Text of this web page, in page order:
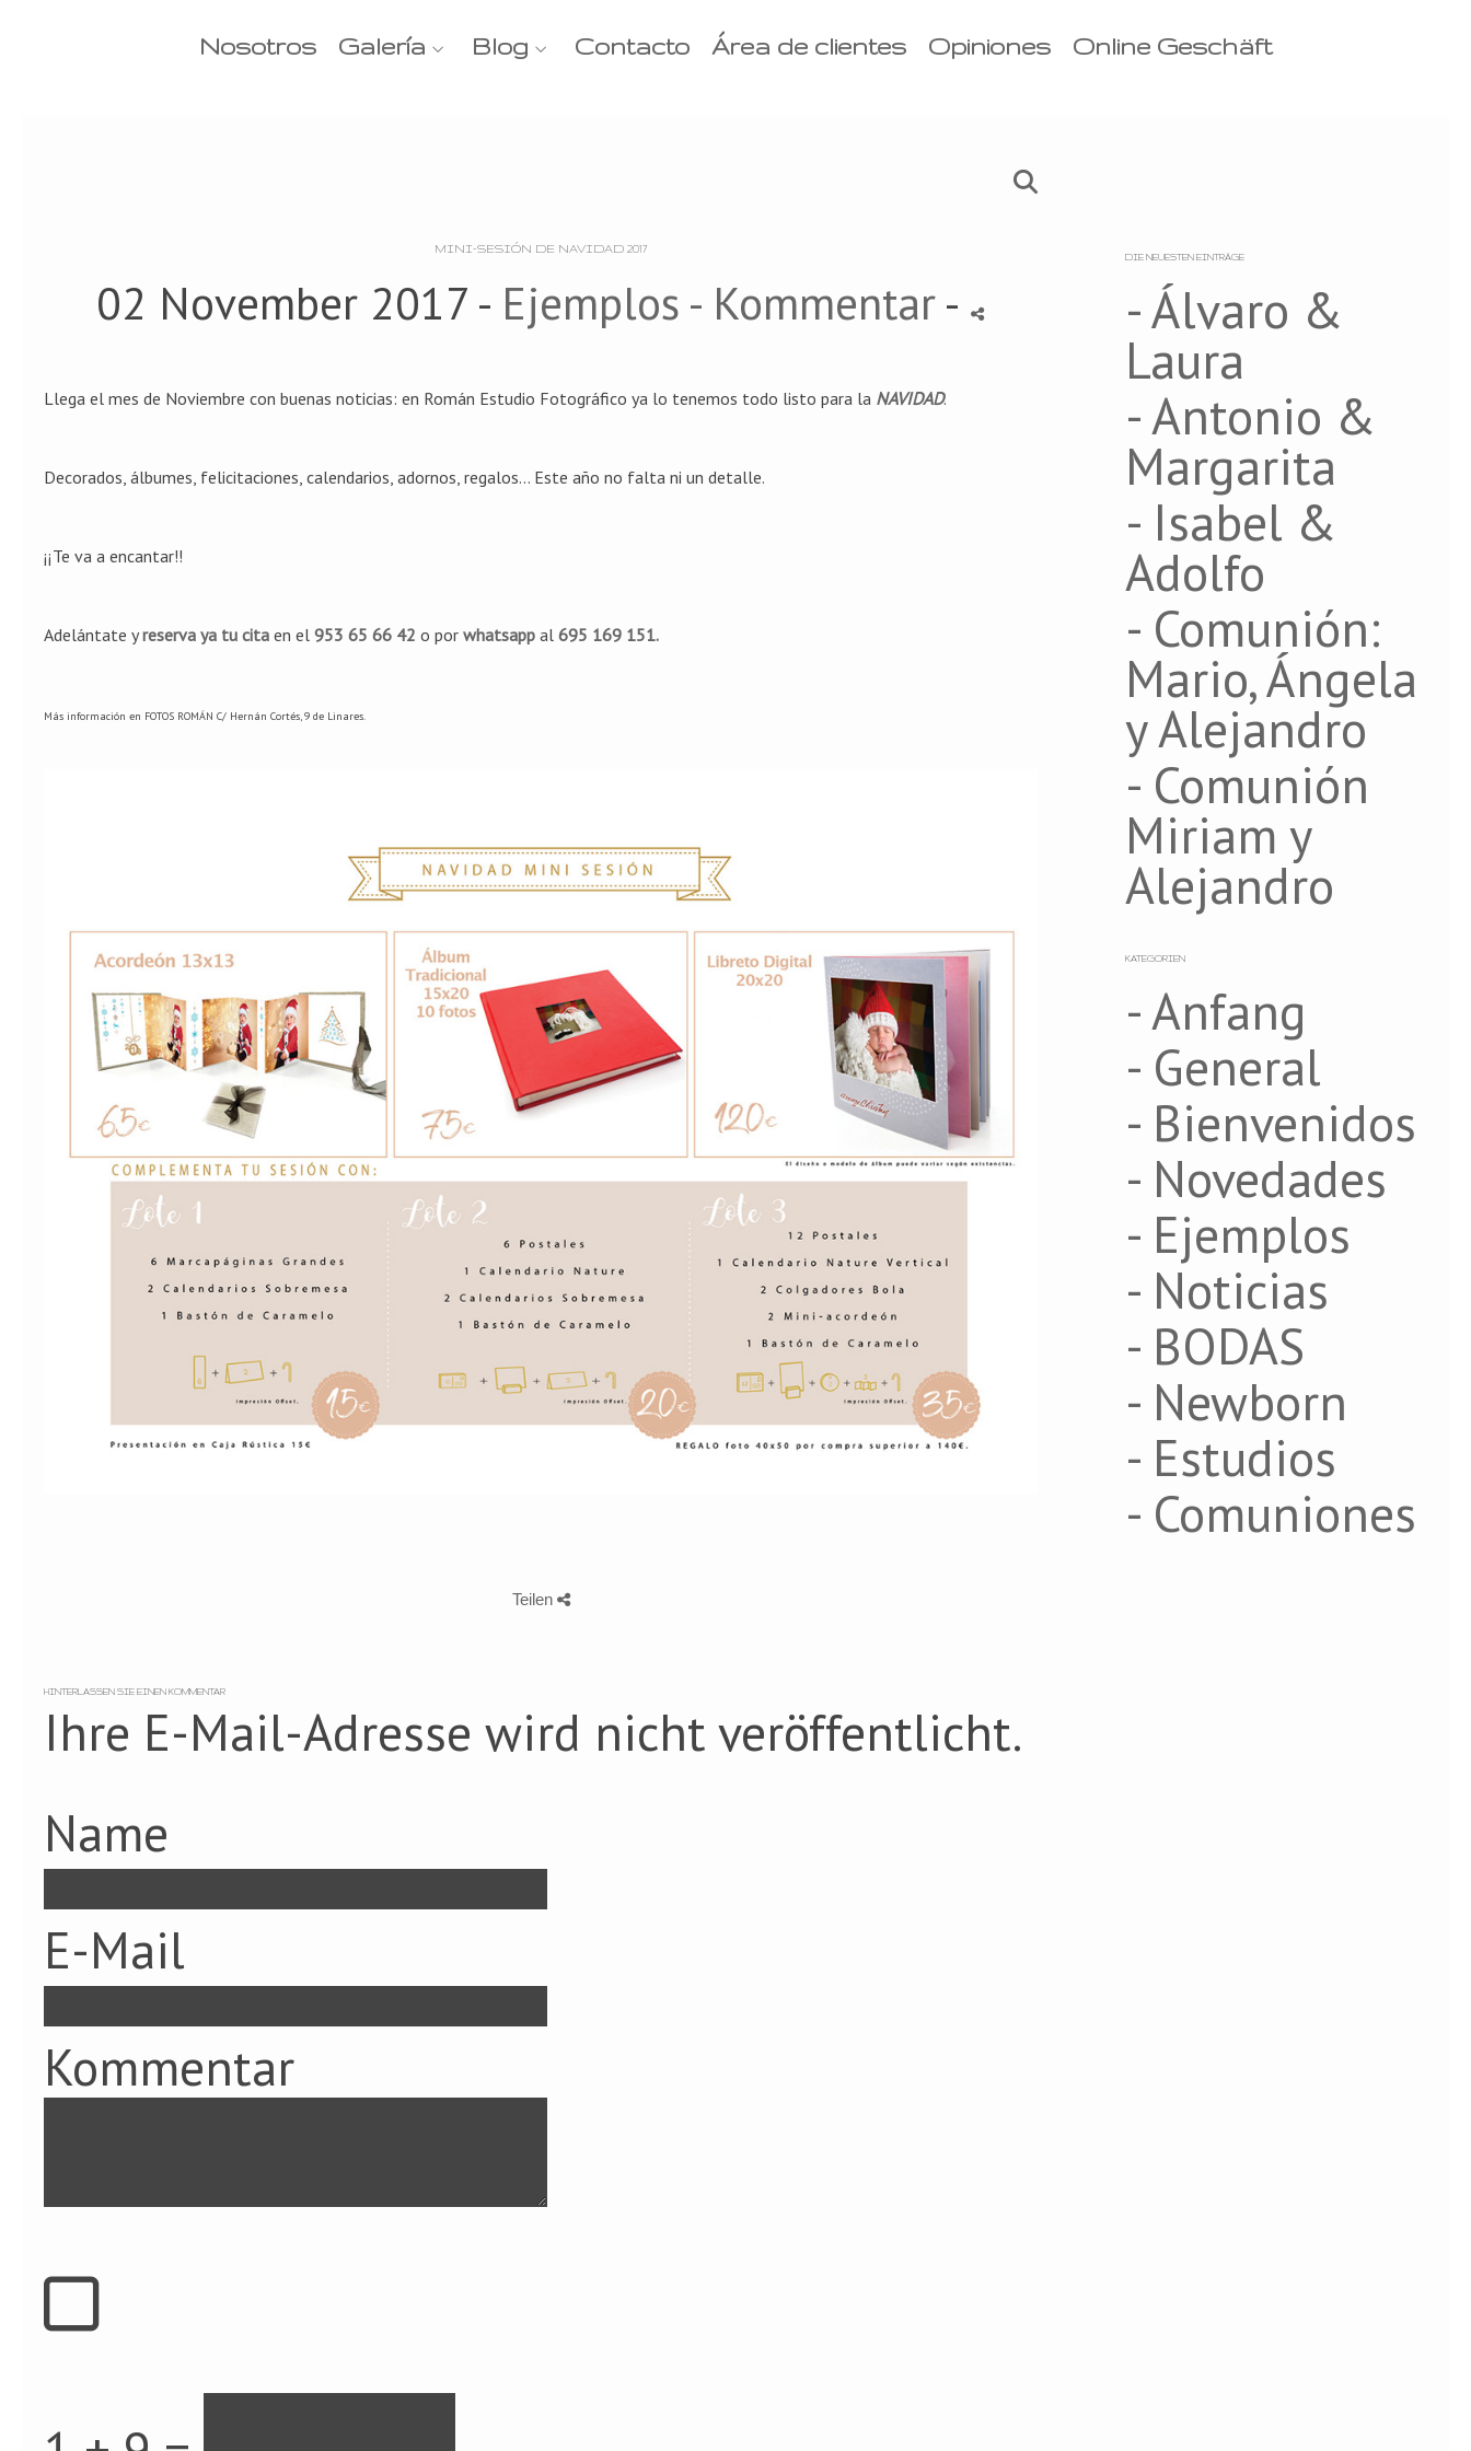
Nosotros Galería Blog Contacto Área de clientes Opiniones Online Geschäft
MINI-SESIÓN DE NAVIDAD 2017
02 November 2017 - Ejemplos - Kommentar-
Llega el mes de Noviembre con buenas noticias: en Román Estudio Fotográfico ya lo tenemos todo listo para la NAVIDAD.
Decorados, álbumes, felicitaciones, calendarios, adornos, regalos... Este año no falta ni un detalle.
¡¡Te va a encantar!!
Adelántate yreserva ya tu cita en el 953 65 66 42 o por whatsapp al 695 169 151.
Más información en FOTOS ROMÁN C/ Hernán Cortés, 9 de Linares.
Teilen
HINTERLASSEN SIE EINEN KOMMENTAR
Ihre E-Mail-Adresse wird nicht veröffentlicht.
Name
E-Mail
Kommentar
DIE NEUESTEN EINTRÄGE
- Álvaro &
Laura
- Antonio &
Margarita
- Isabel &
Adolfo
- Comunión:
Mario, Ángela
y Alejandro
- Comunión
Miriam y
Alejandro
KATEGORIEN
- Anfang
- General
- Bienvenidos
- Novedades
- Ejemplos
- Noticias
- BODAS
- Newborn
- Estudios
- Comuniones